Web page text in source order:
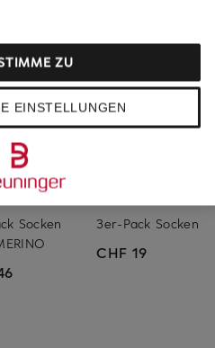
Socken
3er-Pack Socken
CHF 19
EINSTELLUNGEN
ZU